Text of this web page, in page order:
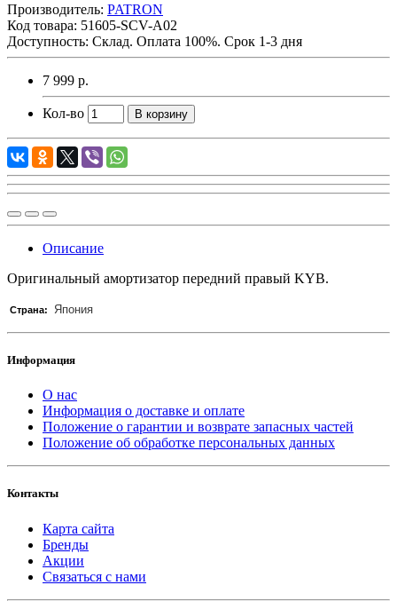
Производитель: PATRON
Код товара: 51605-SCV-A02
Доступность: Склад. Оплата 100%. Срок 1-3 дня
7 999 р.
Кол-во В корзину
Описание
Оригинальный амортизатор передний правый KYB.
Страна: Япония
Информация
О нас
Информация о доставке и оплате
Положение о гарантии и возврате запасных частей
Положение об обработке персональных данных
Контакты
Карта сайта
Бренды
Акции
Связаться с нами